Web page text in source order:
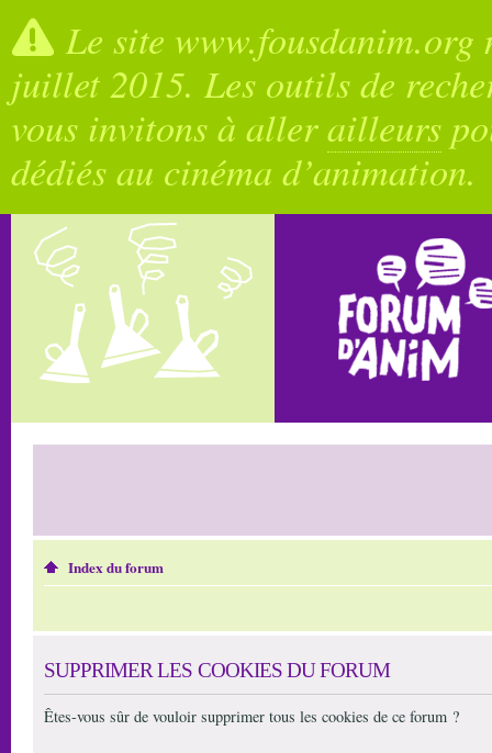
Le site
juillet 2015. Les outils de
vous invitons à allerailleurs
dédiés au cinéma d’animation.
Index du forum
SUPPRIMER LES COOKIES DU FORUM
Êtes-vous sûr de vouloir supprimer tous les cookies de ce forum ?